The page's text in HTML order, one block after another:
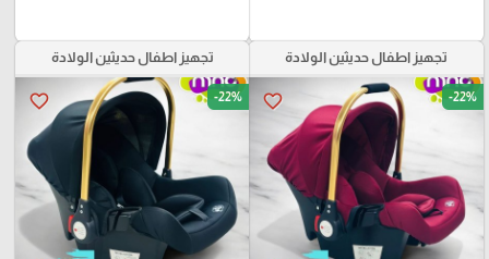
تجهيز اطفال حديثين الولادة
favorite_border -22%
تجهيز اطفال حديثين الولادة
favorite_border -22%